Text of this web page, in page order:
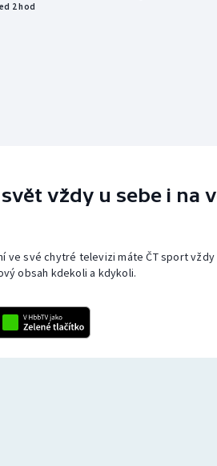
2 hod
vždy u sebe i na
ve své chytré televizi máte ČT sport
obsah kdekoli a kdykoli.